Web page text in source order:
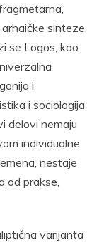
sinteze,
se Logos, kao
i
i sociologija
delovi nemaju
individualne
nestaje
od prakse,
varijanta